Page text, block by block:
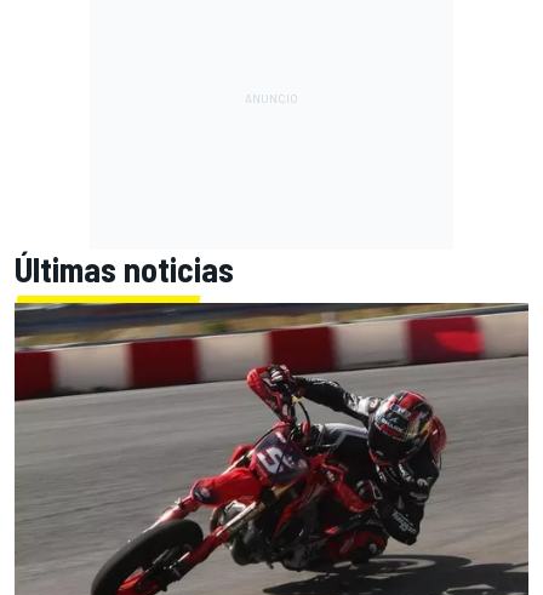
Últimas noticias